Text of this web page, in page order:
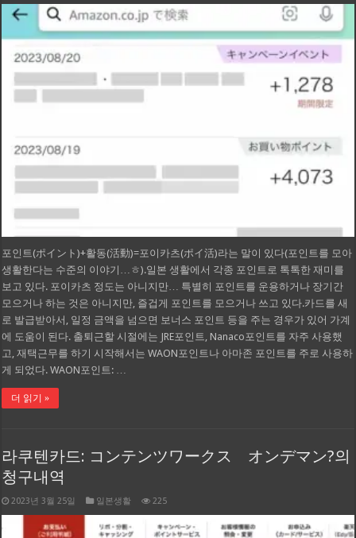
포인트(ポイント)+활동(活動)=포이카츠(ポイ活)라는 말이 있다(포인트를 모아
생활한다는 수준의 이야기…ㅎ).일본 생활에서 각종 포인트로 톡톡한 재미를
보고 있다. 포이카츠 정도는 아니지만… 특별히 포인트를 운용하거나 장기간
모으거나 하는 것은 아니지만, 즐겁게 포인트를 모으거나 쓰고 있다.카드를 새
로 발급받아서, 일정 금액을 넘으면 보너스 포인트 등을 주는 경우가 있어 가계
에 도움이 된다. 출퇴근할 시절에는 JRE포인트, Nanaco포인트를 자주 사용했
고, 재택근무를 하기 시작해서는 WAON포인트나 아마존 포인트를 주로 사용하
게 되었다. WAON포인트: …
더 읽기 »
라쿠텐카드: コンテンツワークス オンデマン?의
청구내역
2023년 3월 25일 일본생활 225